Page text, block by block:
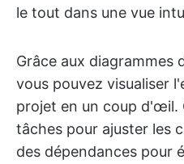
le tout dans une vue
Grâce aux diagrammes
vous pouvez visualiser
projet en un coup d'œil.
tâches pour ajuster les
des dépendances pour